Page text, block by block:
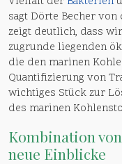
sagt Dörte Becher
zeigt deutlich, dass
zugrunde liegenden
die den marinen
Quantifizierung von
wichtiges Stück zur
des marinen
Kombination
neue Einblicke